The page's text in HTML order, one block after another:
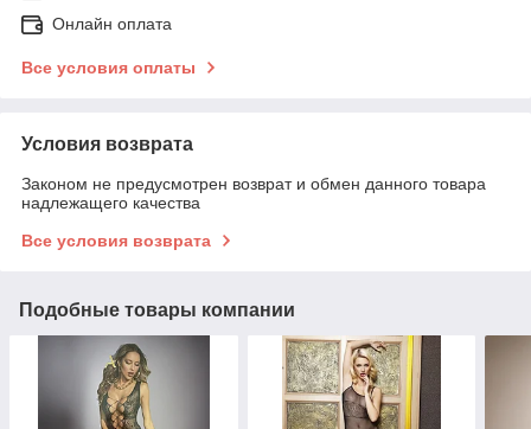
Онлайн оплата
Все условия оплаты
Условия возврата
Законом не предусмотрен возврат и обмен данного товара
надлежащего качества
Все условия возврата
Подобные товары компании